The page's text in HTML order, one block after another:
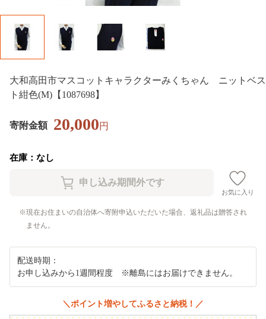
大和高田市マスコットキャラクターみくちゃん ニットベス
ト紺色(M)【1087698】
寄附金額 20,000円
在庫：なし
お気に入り
現在お住まいの自治体へ寄附申込いただいた場合、返礼品は贈答され
ません。
配送時期：
お申し込みから1週間程度 ※離島にはお届けできません。
＼ポイント増やしてふるさと納税！／